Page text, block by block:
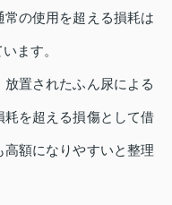
の使用を超える損耗は
ます。
置されたふん尿による
を超える損傷として借
額になりやすいと整理